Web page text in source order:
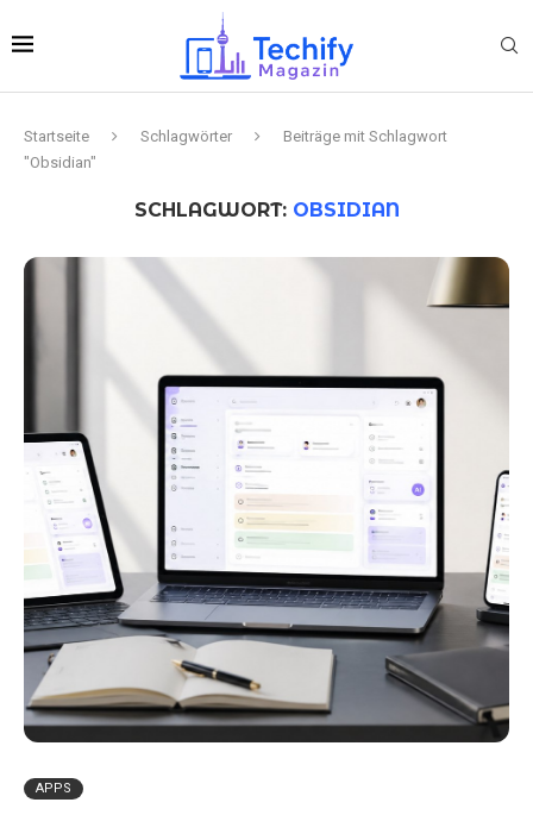
Startseite Schlagwörter
Beiträge mit Schlagwort
"Obsidian"
SCHLAGWORT: OBSIDIAN
APPS